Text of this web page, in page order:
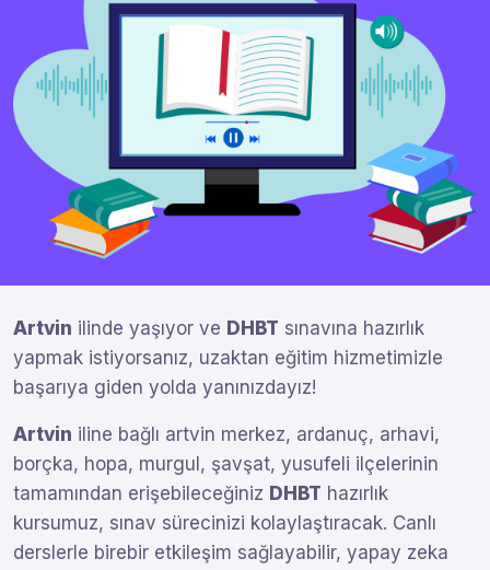
Artvin ilinde yaşıyor ve DHBT sınavına hazırlık
yapmak istiyorsanız, uzaktan eğitim hizmetimizle
başarıya giden yolda yanınızdayız!
Artvin iline bağlı artvin merkez, ardanuç, arhavi,
borçka, hopa, murgul, şavşat, yusufeli ilçelerinin
tamamından erişebileceğiniz DHBT hazırlık
kursumuz, sınav sürecinizi kolaylaştıracak. Canlı
derslerle birebir etkileşim sağlayabilir, yapay zeka